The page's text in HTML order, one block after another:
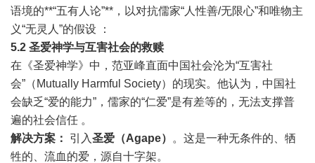
语境的**“五有人论”**，以对抗儒家“人性善/无限心”和唯物主
义“无灵人”的假设 ：
5.2 圣爱神学与互害社会的救赎
在《圣爱神学》中，范亚峰直面中国社会沦为“互害社
会”（Mutually Harmful Society）的现实。他认为，中国社
会缺乏“爱的能力”，儒家的“仁爱”是有差等的，无法支撑普
遍的社会信任 。
解决方案：
引入圣爱（Agape）
。这是一种无条件的、牺
牲的、流血的爱，源自十字架。